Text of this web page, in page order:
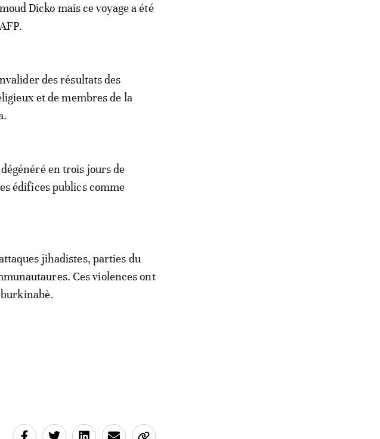
Dicko mais ce voyage a été
des résultats des
et de membres de la
en trois jours de
édifices publics comme
jihadistes, parties du
Ces violences ont